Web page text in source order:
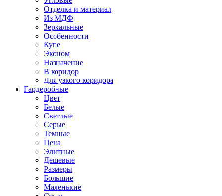
Отделка и материал
Из МДФ
Зеркальные
Особенности
Купе
Эконом
Назначение
В коридор
Для узкого коридора
Гардеробные
Цвет
Белые
Светлые
Серые
Темные
Цена
Элитные
Дешевые
Размеры
Большие
Маленькие